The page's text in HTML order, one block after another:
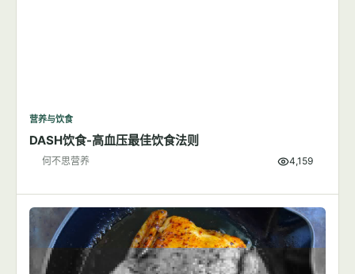
营养与饮食
DASH饮食-高血压最佳饮食法则
何不思营养 4,159